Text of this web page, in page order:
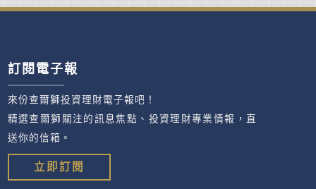
訂閱電子報
來份查爾獅投資理財電子報吧！
精選查爾獅關注的訊息焦點、投資理財專業情報，直
送你的信箱。
立即訂閱